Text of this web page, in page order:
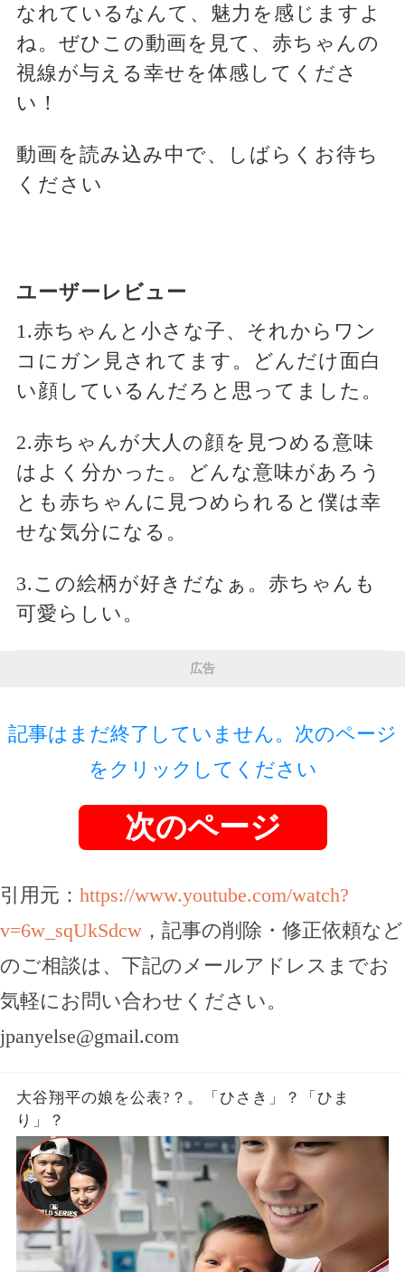
なれているなんて、魅力を感じますよ
ね。ぜひこの動画を見て、赤ちゃんの
視線が与える幸せを体感してくださ
い！
動画を読み込み中で、しばらくお待ち
ください
ユーザーレビュー
1.赤ちゃんと小さな子、それからワン
コにガン見されてます。どんだけ面白
い顔しているんだろと思ってました。
2.赤ちゃんが大人の顔を見つめる意味
はよく分かった。どんな意味があろう
とも赤ちゃんに見つめられると僕は幸
せな気分になる。
3.この絵柄が好きだなぁ。赤ちゃんも
可愛らしい。
広告
記事はまだ終了していません。次のページ
をクリックしてください
次のページ
引用元： https://www.youtube.com/watch?
v=6w_sqUkSdcw ，記事の削除・修正依頼など
のご相談は、下記のメールアドレスまでお
気軽にお問い合わせください。
jpanyelse@gmail.com
大谷翔平の娘を公表?？。「ひさき」？「ひま
り」？